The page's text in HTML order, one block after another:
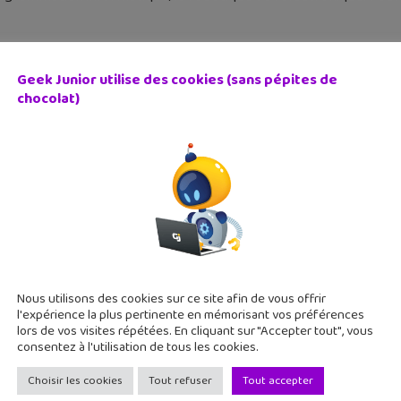
Manga : Spiritual Princess, une nouvelle série chez Kazé
vient de lancer une nouvelle série, Spiritual Princess,
japonais. Le tome 1 de Spiritual Princess est déjà
ses stories Snapchat à l’extérieur de l’application,
Geek Junior utilise des cookies (sans pépites de
chocolat)
Nous utilisons des cookies sur ce site afin de vous offrir
l'expérience la plus pertinente en mémorisant vos préférences
lors de vos visites répétées. En cliquant sur "Accepter tout", vous
consentez à l'utilisation de tous les cookies.
Choisir les cookies Tout refuser Tout accepter